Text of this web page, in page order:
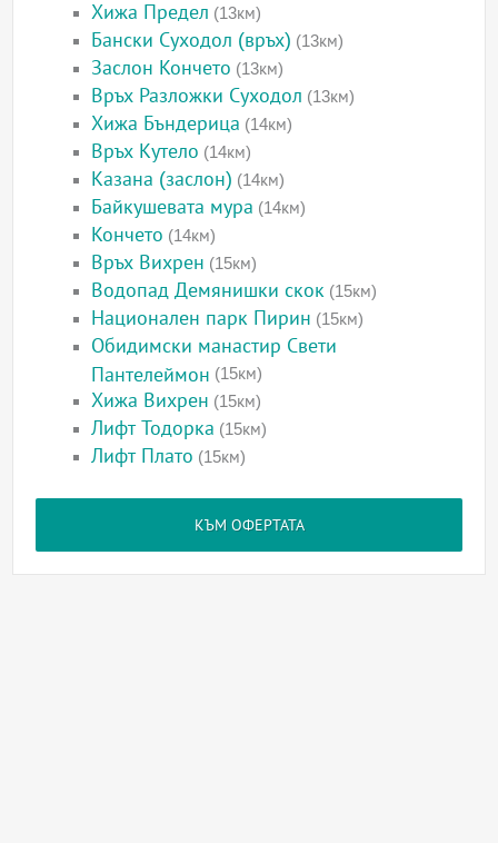
Хижа Предел (13км)
Бански Суходол (връх) (13км)
Заслон Кончето (13км)
Връх Разложки Суходол (13км)
Хижа Бъндерица (14км)
Връх Кутело (14км)
Казана (заслон) (14км)
Байкушевата мура (14км)
Кончето (14км)
Връх Вихрен (15км)
Водопад Демянишки скок (15км)
Национален парк Пирин (15км)
Обидимски манастир Свети
Пантелеймон (15км)
Хижа Вихрен (15км)
Лифт Тодорка (15км)
Лифт Плато (15км)
КЪМ ОФЕРТАТА